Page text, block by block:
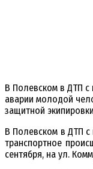
В Полевском в ДТП с
аварии молодой
защитной
В Полевском в ДТП
транспортное
сентября, на ул.